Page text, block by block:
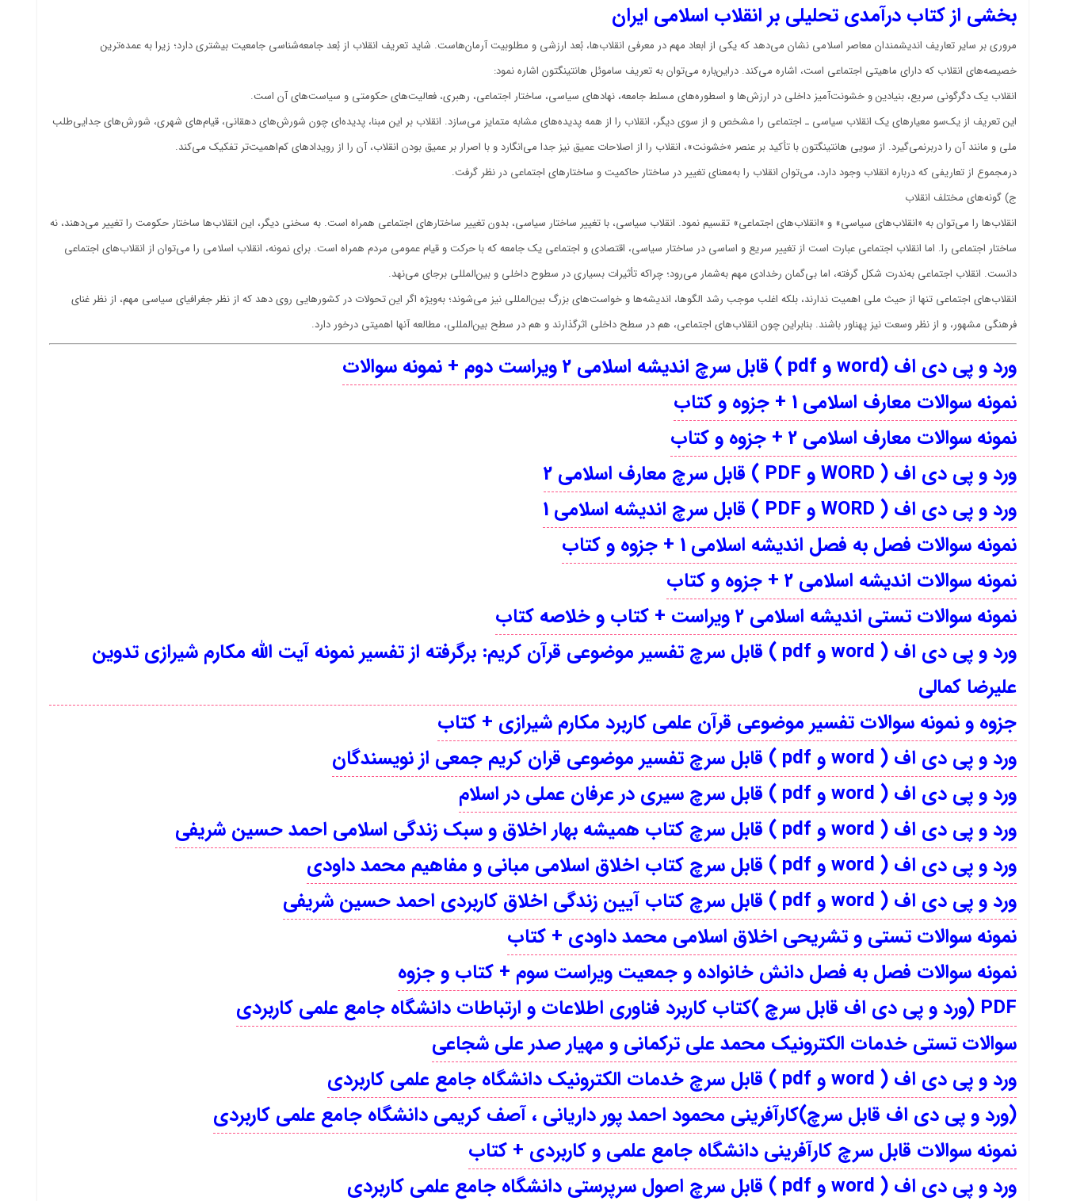
بخشی از کتاب درآمدی تحلیلی بر انقلاب اسلامی ایران
مروری بر سایر تعاریف اندیشمندان معاصر اسلامی نشان می‌دهد که یکی از ابعاد مهم در معرفی انقلاب‌ها، بُعد ارزشی و مطلوبیت آرمان‌هاست. شاید تعریف انقلاب از بُعد جامعه‌شناسی جامعیت بیشتری دارد؛ زیرا به عمده‌ترین
خصیصه‌های انقلاب که دارای ماهیتی اجتماعی است، اشاره می‌کند. دراین‌باره می‌توان به تعریف ساموئل هانتینگتون اشاره نمود:
انقلاب یک دگرگونی سریع، بنیادین و خشونت‌آمیز داخلی در ارزش‌ها و اسطوره‌های مسلط جامعه، نهادهای سیاسی، ساختار اجتماعی، رهبری، فعالیت‌های حکومتی و سیاست‌های آن است.
این تعریف از یک‌سو معیارهای یک انقلاب سیاسی ـ اجتماعی را مشخص و از سوی دیگر، انقلاب را از همه پدیده‌های مشابه متمایز می‌سازد. انقلاب بر این مبنا، پدیده‌ای چون شورش‌های دهقانی، قیام‌های شهری، شورش‌های جدایی‌طلب
ملی و مانند آن را دربرنمی‌گیرد. از سویی هانتینگتون با تأکید بر عنصر «خشونت»، انقلاب را از اصلاحات عمیق نیز جدا می‌انگارد و با اصرار بر عمیق بودن انقلاب، آن را از رویدادهای کم‌اهمیت‌تر تفکیک می‌کند.
درمجموع از تعاریفی که درباره انقلاب وجود دارد، می‌توان انقلاب را به‌معنای تغییر در ساختار حاکمیت و ساختارهای اجتماعی در نظر گرفت.
ج) گونه‌های مختلف انقلاب
انقلاب‌ها را می‌توان به «انقلاب‌های سیاسی» و «انقلاب‌های اجتماعی» تقسیم نمود. انقلاب سیاسی، با تغییر ساختار سیاسی، بدون تغییر ساختارهای اجتماعی همراه است. به سخنی دیگر، این انقلاب‌ها ساختار حکومت را تغییر می‌دهند، نه
ساختار اجتماعی را. اما انقلاب اجتماعی عبارت است از تغییر سریع و اساسی در ساختار سیاسی، اقتصادی و اجتماعی یک جامعه که با حرکت و قیام عمومی مردم همراه است. برای نمونه، انقلاب اسلامی را می‌توان از انقلاب‌های اجتماعی
دانست. انقلاب اجتماعی به‌ندرت شکل گرفته، اما بی‌گمان رخدادی مهم به‌شمار می‌رود؛ چراکه تأثیرات بسیاری در سطوح داخلی و بین‌المللی برجای می‌نهد.
انقلاب‌های اجتماعی تنها از حیث ملی اهمیت ندارند، بلکه اغلب موجب رشد الگوها، اندیشه‌ها و خواست‌های بزرگ بین‌المللی نیز می‌شوند؛ به‌ویژه اگر این تحولات در کشورهایی روی دهد که از نظر جغرافیای سیاسی مهم، از نظر غنای
فرهنگی مشهور، و از نظر وسعت نیز پهناور باشند. بنابراین چون انقلاب‌های اجتماعی، هم در سطح داخلی اثرگذارند و هم در سطح بین‌المللی، مطالعه آنها اهمیتی درخور دارد.
ورد و پی دی اف (word و pdf ) قابل سرچ اندیشه اسلامی 2 ویراست دوم + نمونه سوالات
نمونه سوالات معارف اسلامی 1 + جزوه و کتاب
نمونه سوالات معارف اسلامی 2 + جزوه و کتاب
ورد و پی دی اف ( WORD و PDF ) قابل سرچ معارف اسلامی 2
ورد و پی دی اف ( WORD و PDF ) قابل سرچ اندیشه اسلامی 1
نمونه سوالات فصل به فصل اندیشه اسلامی 1 + جزوه و کتاب
نمونه سوالات اندیشه اسلامی 2 + جزوه و کتاب
نمونه سوالات تستی اندیشه اسلامی 2 ویراست + کتاب و خلاصه کتاب
ورد و پی دی اف ( word و pdf ) قابل سرچ تفسیر موضوعی قرآن کریم: برگرفته از تفسیر نمونه آیت الله مکارم شیرازی تدوین
علیرضا کمالی
جزوه و نمونه سوالات تفسیر موضوعی قرآن علمی کاربرد مکارم شیرازی + کتاب
ورد و پی دی اف ( word و pdf ) قابل سرچ تفسیر موضوعی قران کریم جمعی از نویسندگان
ورد و پی دی اف ( word و pdf ) قابل سرچ سیری در عرفان عملی در اسلام
ورد و پی دی اف ( word و pdf ) قابل سرچ کتاب همیشه بهار اخلاق و سبک زندگی اسلامی احمد حسین شریفی
ورد و پی دی اف ( word و pdf ) قابل سرچ کتاب اخلاق اسلامی مبانی و مفاهیم محمد داودی
ورد و پی دی اف ( word و pdf ) قابل سرچ کتاب آیین زندگی اخلاق کاربردی احمد حسین شریفی
نمونه سوالات تستی و تشریحی اخلاق اسلامی محمد داودی + کتاب
نمونه سوالات فصل به فصل دانش خانواده و جمعیت ویراست سوم + کتاب و جزوه
PDF (ورد و پی دی اف قابل سرچ )کتاب کاربرد فناوری اطلاعات و ارتباطات دانشگاه جامع علمی کاربردی
سوالات تستی خدمات الکترونیک محمد علی ترکمانی و مهیار صدر علی شجاعی
ورد و پی دی اف ( word و pdf ) قابل سرچ خدمات الکترونیک دانشگاه جامع علمی کاربردی
(ورد و پی دی اف قابل سرچ)کارآفرینی محمود احمد پور داریانی ، آصف کریمی دانشگاه جامع علمی کاربردی
نمونه سوالات قابل سرچ کارآفرینی دانشگاه جامع علمی و کاربردی + کتاب
ورد و پی دی اف ( word و pdf ) قابل سرچ اصول سرپرستی دانشگاه جامع علمی کاربردی